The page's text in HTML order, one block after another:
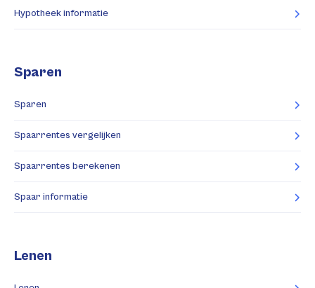
Hypotheek informatie
Sparen
Sparen
Spaarrentes vergelijken
Spaarrentes berekenen
Spaar informatie
Lenen